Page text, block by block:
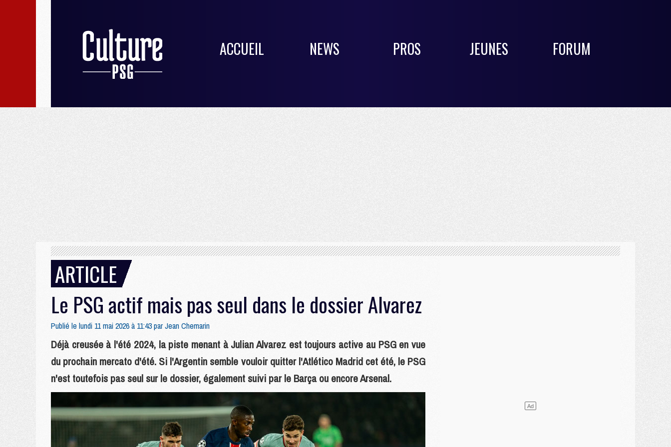
ACCUEIL NEWS PROS JEUNES FORUM
ARTICLE
Le PSG actif mais pas seul dans le dossier Alvarez
Publié le lundi 11 mai 2026 à 11:43 parJean Chemarin
Déjà creusée à l'été 2024, la piste menant à Julian Alvarez est toujours active au PSG en vue
du prochain mercato d'été. Si l'Argentin semble vouloir quitter l'Atlético Madrid cet été, le PSG
n'est toutefois pas seul sur le dossier, également suivi par le Barça ou encore Arsenal.